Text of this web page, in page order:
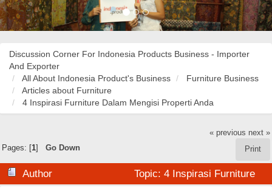
Discussion Corner For Indonesia Products Business - Importer
And Exporter
All About Indonesia Product's Business
Furniture Business
Articles about Furniture
4 Inspirasi Furniture Dalam Mengisi Properti Anda
« previous next »
Print
Pages: [1] Go Down
Author
Topic: 4 Inspirasi Furniture